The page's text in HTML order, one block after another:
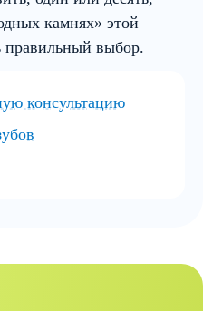
камнях» этой
правильный выбор.
консультацию